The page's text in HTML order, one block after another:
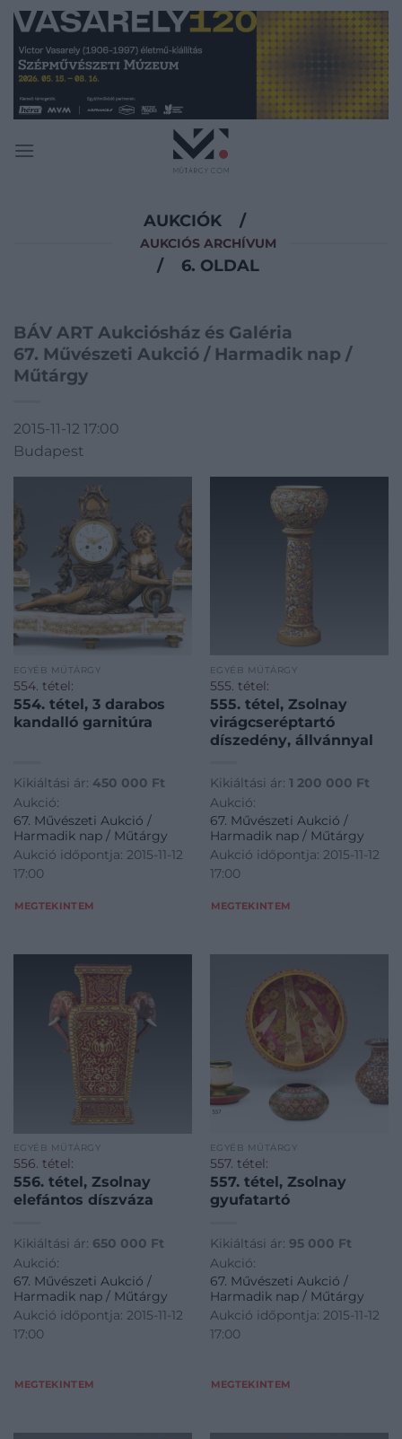
Skip
content
AUKCIÓK /
AUKCIÓS ARCHÍVUM
/ 6. OLDAL
BÁV ART Aukciósház és Galéria
67. Művészeti Aukció / Harmadik nap /
Műtárgy
2015-11-12 17:00
Budapest
EGYÉB MŰTÁRGY
554. tétel:
554. tétel, 3 darabos
kandalló garnitúra
Kikiáltási ár: 450 000 Ft
Aukció:
67. Művészeti Aukció /
Harmadik nap / Műtárgy
Aukció időpontja: 2015-11-12
17:00
MEGTEKINTEM
EGYÉB MŰTÁRGY
555. tétel:
555. tétel, Zsolnay
virágcseréptartó
díszedény, állvánnyal
Kikiáltási ár: 1 200 000 Ft
Aukció:
67. Művészeti Aukció /
Harmadik nap / Műtárgy
Aukció időpontja: 2015-11-12
17:00
MEGTEKINTEM
EGYÉB MŰTÁRGY
556. tétel:
556. tétel, Zsolnay
elefántos díszváza
Kikiáltási ár: 650 000 Ft
Aukció:
67. Művészeti Aukció /
Harmadik nap / Műtárgy
Aukció időpontja: 2015-11-12
17:00
MEGTEKINTEM
EGYÉB MŰTÁRGY
557. tétel:
557. tétel, Zsolnay
gyufatartó
Kikiáltási ár: 95 000 Ft
Aukció:
67. Művészeti Aukció /
Harmadik nap / Műtárgy
Aukció időpontja: 2015-11-12
17:00
MEGTEKINTEM